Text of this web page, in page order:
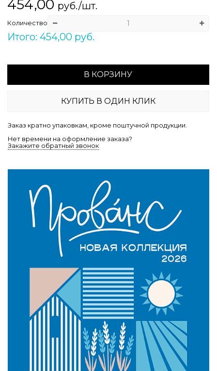
454,00 руб./шт.
Количество
Итого: 454,00 руб.
В КОРЗИНУ
КУПИТЬ В ОДИН КЛИК
Заказ кратно упаковкам, кроме поштучной продукции.
Нет времени на оформление заказа?
Закажите обратный звонок